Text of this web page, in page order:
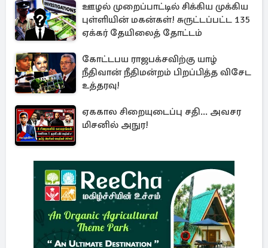
ஊழல் முறைப்பாட்டில் சிக்கிய முக்கிய
புள்ளியின் மகன்கள்! சுருட்டப்பட்ட 135
ஏக்கர் தேயிலைத் தோட்டம்
கோட்டபய ராஜபக்சவிற்கு யாழ்
நீதிவான் நீதிமன்றம் பிறப்பித்த விசேட
உத்தரவு!
ஏககால சிறையுடைப்பு சதி... அவசர
மிசனில் அநுர!